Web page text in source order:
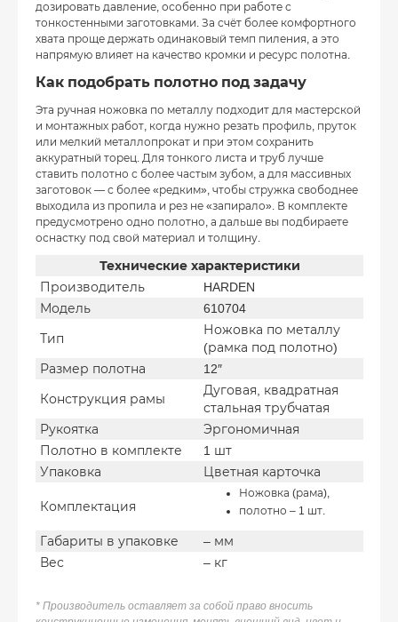
дозировать давление, особенно при работе с
тонкостенными заготовками. За счёт более комфортного
хвата проще держать одинаковый темп пиления, а это
напрямую влияет на качество кромки и ресурс полотна.
Как подобрать полотно под задачу
Эта ручная ножовка по металлу подходит для мастерской
и монтажных работ, когда нужно резать профиль, пруток
или мелкий металлопрокат и при этом сохранить
аккуратный торец. Для тонкого листа и труб лучше
ставить полотно с более частым зубом, а для массивных
заготовок — с более «редким», чтобы стружка свободнее
выходила из пропила и рез не «запирало». В комплекте
предусмотрено одно полотно, а дальше вы подбираете
оснастку под свой материал и толщину.
Технические характеристики
Производитель
HARDEN
Модель
610704
Тип
Ножовка по металлу
(рамка под полотно)
Размер полотна
12″
Конструкция рамы
Дуговая, квадратная
стальная трубчатая
Рукоятка
Эргономичная
Полотно в комплекте
1 шт
Упаковка
Цветная карточка
Комплектация
Ножовка (рама),
полотно – 1 шт.
Габариты в упаковке
– мм
Вес
– кг
* Производитель оставляет за собой право вносить